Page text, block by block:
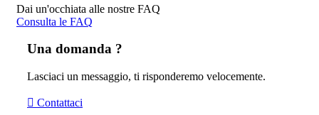
Dai un'occhiata alle nostre FAQ
Consulta le FAQ
Una domanda ?
Lasciaci un messaggio, ti risponderemo velocemente.
Contattaci